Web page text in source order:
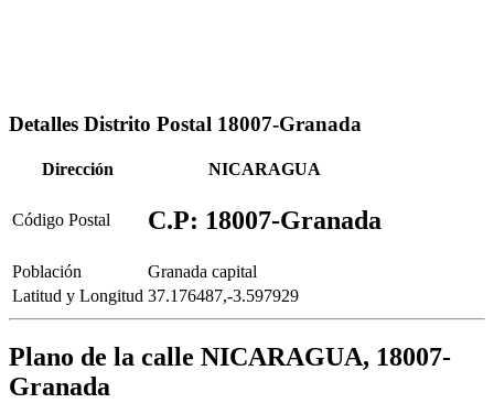
Detalles Distrito Postal 18007-Granada
Dirección NICARAGUA
Código Postal C.P: 18007-Granada
Población
Granada capital
Latitud y Longitud 37.176487,-3.597929
Plano de la calle NICARAGUA, 18007-
Granada